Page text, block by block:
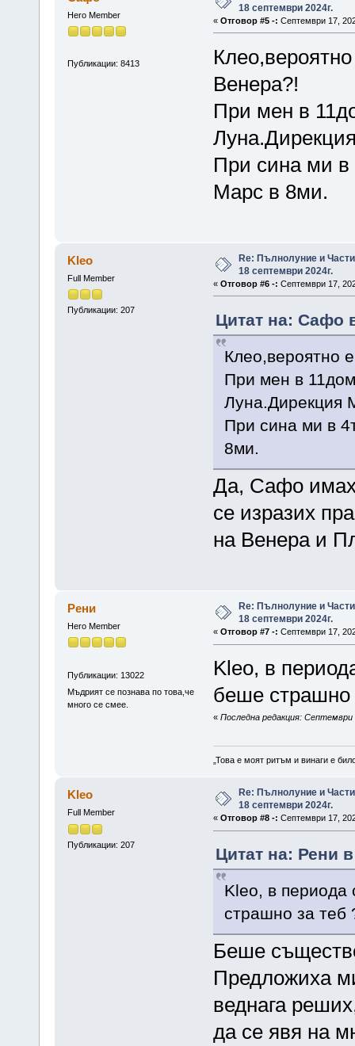
Hero Member
Публикации: 8413
18 септември 2024г.
« Отговор #5 -: Септември 17,
Венера?!
При мен в
При сина ми в
Марс в 8ми.
Kleo
Full Member
Публикации: 207
Re: Пълнолуние и
18 септември 2024г.
« Отговор #6 -: Септември 17,
Цитат на: Сафо
Клео,вероятно
При мен в
Луна.Дирекция
При сина ми в
8ми.
Да, Сафо имах
се изразих
на Венера и
Рени
Hero Member
Публикации: 13022
Мъдрият се познава по това,че
много се смее.
Re: Пълнолуние и
18 септември 2024г.
« Отговор #7 -: Септември 17,
Kleo, в
беше страшно
« Последна редакция:
„Това е моят ритъм и винаги е
Kleo
Full Member
Публикации: 207
Re: Пълнолуние и
18 септември 2024г.
« Отговор #8 -: Септември 17,
Цитат на: Рени
Kleo, в периода
страшно за теб
Беше
Предложиха
веднага
да се явя на